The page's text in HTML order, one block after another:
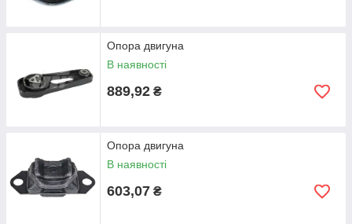
Опора двигуна
В наявності
889,92 ₴
Опора двигуна
В наявності
603,07 ₴